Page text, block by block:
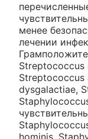
менее
лечении
Streptococcus
Streptococcus
dysgalactiae,
hominis,